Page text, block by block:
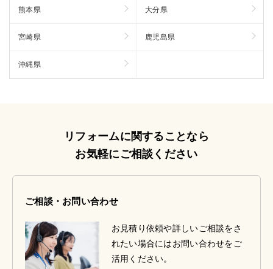
熊本県 大分県
宮崎県 鹿児島県
沖縄県
リフォームに関することなら
お気軽にご相談ください
ご相談・お問い合わせ
お見積り依頼や詳しいご相談をさ
れたい場合にはお問い合わせをご
活用ください。